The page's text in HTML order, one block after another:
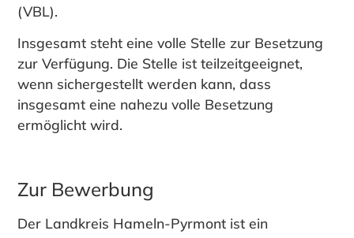
(VBL).
Insgesamt steht eine volle Stelle zur Besetzung
zur Verfügung. Die Stelle ist teilzeitgeeignet,
wenn sichergestellt werden kann, dass
insgesamt eine nahezu volle Besetzung
ermöglicht wird.
Zur Bewerbung
Der Landkreis Hameln-Pyrmont ist ein